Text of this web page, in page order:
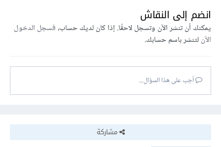
انضم إلى النقاش
يمكنك أن تنشر الآن وتسجل لاحقًا. إذا كان لديك حساب،فسجل الدخول
الآنلتنشر باسم حسابك.
أجب على هذا السؤال...
مشاركة